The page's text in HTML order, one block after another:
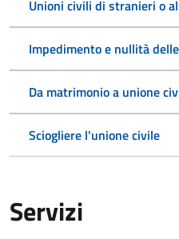
Unioni civili di stranieri o
Impedimento e nullità
Da matrimonio a unione
Sciogliere l'unione civile
Servizi